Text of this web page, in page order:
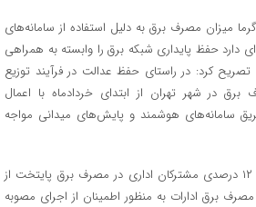
میزان مصرف برق به دلیل استفاده از سامانه‌های
دارد حفظ پایداری شبکه برق را وابسته به همراهی
کرد: در راستای حفظ عدالت در فرآیند توزیع
برق در شهر تهران از ابتدای خردادماه با اعمال
سامانه‌های هوشمند و پایش‌های میدانی مواجه
ناظریان همچنین با بیان نقش ۱۲ درصدی مشترکان اداری در مصرف برق پایتخت از
برق ادارات به منظور اطمینان از اجرای مصوبه